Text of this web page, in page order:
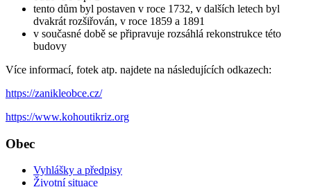
tento dům byl postaven v roce 1732, v dalších letech byl
dvakrát rozšiřován, v roce 1859 a 1891
v současné době se připravuje rozsáhlá rekonstrukce této
budovy
Více informací, fotek atp. najdete na následujících odkazech:
https://zanikleobce.cz/
https://www.kohoutikriz.org
Obec
Vyhlášky a předpisy
Životní situace